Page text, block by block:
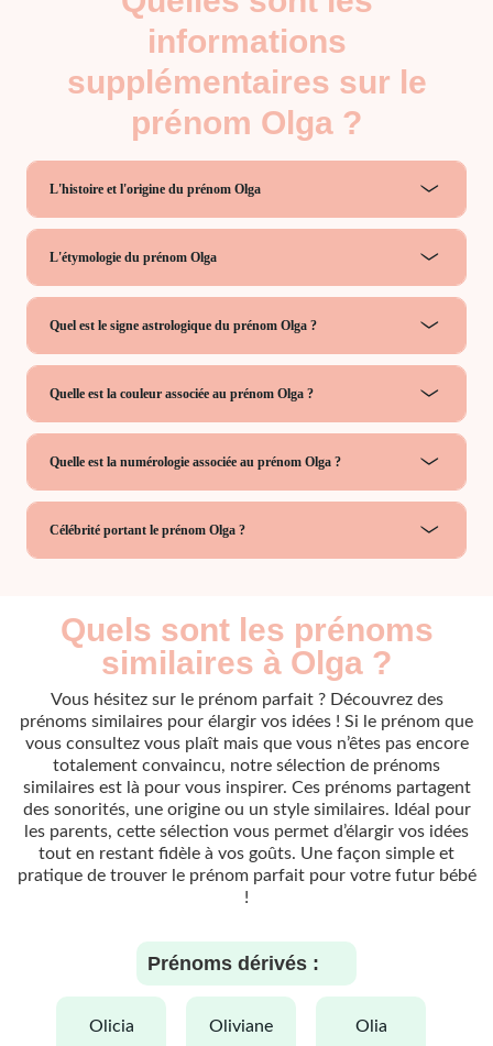
informations
supplémentaires sur le
prénom Olga ?
L'histoire et l'origine du prénom Olga
L'étymologie du prénom Olga
Quel est le signe astrologique du prénom Olga ?
Quelle est la couleur associée au prénom Olga ?
Quelle est la numérologie associée au prénom Olga ?
Célébrité portant le prénom Olga ?
Quels sont les prénoms
similaires à Olga ?
Vous hésitez sur le prénom parfait ? Découvrez des
prénoms similaires pour élargir vos idées ! Si le prénom que
vous consultez vous plaît mais que vous n’êtes pas encore
totalement convaincu, notre sélection de prénoms
similaires est là pour vous inspirer. Ces prénoms partagent
des sonorités, une origine ou un style similaires. Idéal pour
les parents, cette sélection vous permet d’élargir vos idées
tout en restant fidèle à vos goûts. Une façon simple et
pratique de trouver le prénom parfait pour votre futur bébé
!
Prénoms dérivés :
olicia oliviane olia